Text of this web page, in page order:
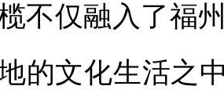
仅融入了福州
的文化生活之